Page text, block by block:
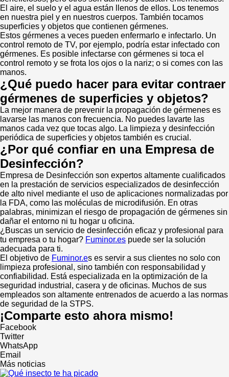
El aire, el suelo y el agua están llenos de ellos. Los tenemos
en nuestra piel y en nuestros cuerpos. También tocamos
superficies y objetos que contienen gérmenes.
Estos gérmenes a veces pueden enfermarlo e infectarlo. Un
control remoto de TV, por ejemplo, podría estar infectado con
gérmenes. Es posible infectarse con gérmenes si toca el
control remoto y se frota los ojos o la nariz; o si comes con las
manos.
¿Qué puedo hacer para evitar contraer
gérmenes de superficies y objetos?
La mejor manera de prevenir la propagación de gérmenes es
lavarse las manos con frecuencia. No puedes lavarte las
manos cada vez que tocas algo. La limpieza y desinfección
periódica de superficies y objetos también es crucial.
¿Por qué confiar en una Empresa de
Desinfección?
Empresa de Desinfección son expertos altamente cualificados
en la prestación de servicios especializados de desinfección
de alto nivel mediante el uso de aplicaciones normalizadas por
la FDA, como las moléculas de microdifusión. En otras
palabras, minimizan el riesgo de propagación de gérmenes sin
dañar el entorno ni tu hogar u oficina.
¿Buscas un servicio de desinfección eficaz y profesional para
tu empresa o tu hogar? Fuminor.es puede ser la solución
adecuada para ti.
El objetivo de Fuminor.es es servir a sus clientes no solo con
limpieza profesional, sino también con responsabilidad y
confiabilidad. Está especializada en la optimización de la
seguridad industrial, casera y de oficinas. Muchos de sus
empleados son altamente entrenados de acuerdo a las normas
de seguridad de la STPS.
¡Comparte esto ahora mismo!
Facebook
Twitter
WhatsApp
Email
Más noticias